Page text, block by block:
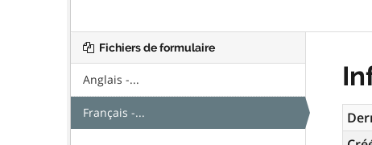
Fichiers de formulaire
Anglais -...
Français -...